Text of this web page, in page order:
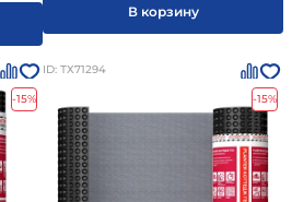
В корзину
-15%
ID: ТХ71294
-15%